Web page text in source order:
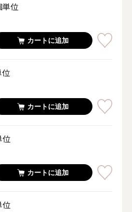
キャンドル
位
カートに追加
カートに追加
カートに追加